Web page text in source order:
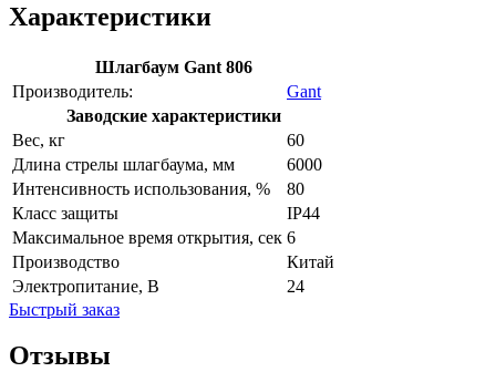
Характеристики
Шлагбаум Gant 806
Производитель:
Gant
Заводские характеристики
Вес, кг
60
Длина стрелы шлагбаума, мм
6000
Интенсивность использования, %
80
Класс защиты
IP44
Максимальное время открытия, сек 6
Производство
Китай
Электропитание, В
24
Быстрый заказ
Отзывы